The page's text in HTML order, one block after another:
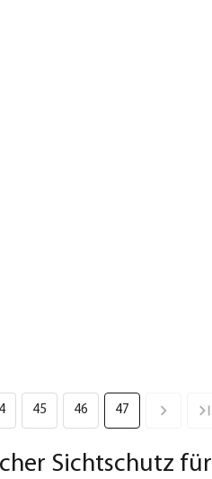
45 46 47
Sichtschutz